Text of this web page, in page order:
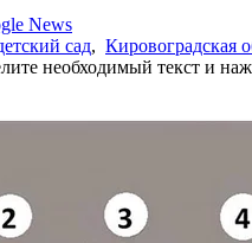
News
сад, Кировоградская
необходимый текст и